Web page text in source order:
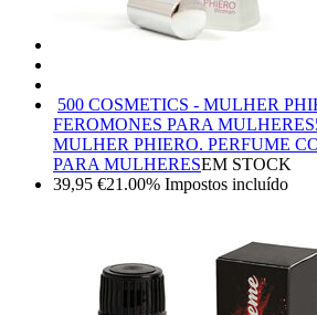
500 COSMETICS - MULHER
FEROMONES PARA MULHERES
MULHER PHIERO. PERFUME
PARA MULHERESEM STOCK
39,95 €21.00% Impostos incluído